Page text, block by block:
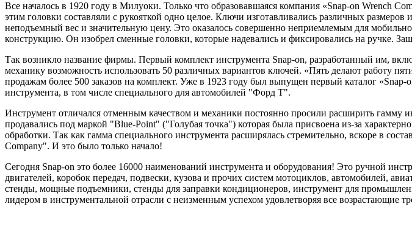
Все началось в 1920 году в Милуоки. Только что образовавшаяся компания «Snap-on Wrench
этим головки составляли с рукояткой одно целое. Ключи изготавливались различных
неподъемный вес и значительную цену. Это оказалось совершенно неприемлемым для
конструкцию. Он изобрел сменные головки, которые надевались и фиксировались на ручке.
Так возникло название фирмы. Первый комплект инструмента Snap-on, разработанный им,
механику возможность использовать 50 различных вариантов ключей. «Пять делают работу
продажам более 500 заказов на комплект. Уже в 1923 году был выпущен первый каталог
инструмента, в том числе специального для автомобилей "Форд Т".
Инструмент отличался отменным качеством и механики постоянно просили расширить гамму
продавались под маркой "Blue-Point" ("Голубая точка") которая была присвоена из-за
обработки. Так как гамма специального инструмента расширялась стремительно, вскоре в
Company". И это было только начало!
Сегодня Snap-on это более 16000 наименований инструмента и оборудования! Это ручной
двигателей, коробок передач, подвески, кузова и прочих систем мотоциклов, автомобилей,
стенды, мощные подъемники, стенды для заправки кондиционеров, инструмент для
лидером в инструментальной отрасли с неизменным успехом удовлетворяя все возрастающие